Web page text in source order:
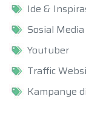
Ide &
Sosial
Youtuber
Traffic
Kampanye